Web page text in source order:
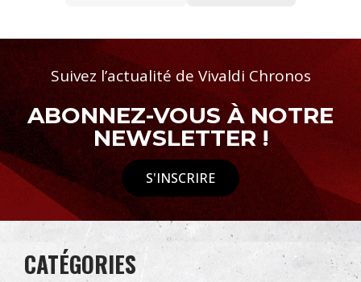
Suivez l’actualité de Vivaldi Chronos
ABONNEZ-VOUS À NOTRE
NEWSLETTER !
S'INSCRIRE
CATÉGORIES